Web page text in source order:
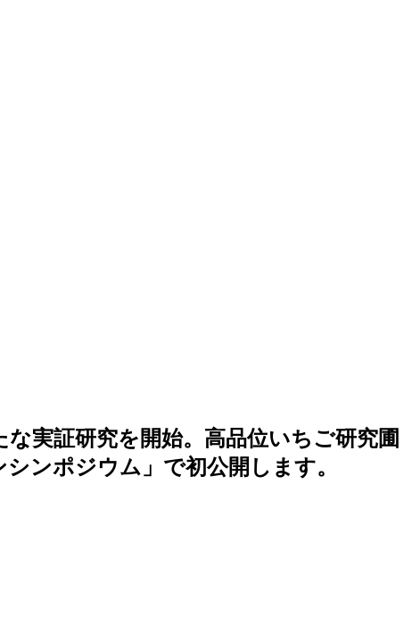
実証研究を開始。高品位いちご研究圃
ンポジウム」で初公開します。